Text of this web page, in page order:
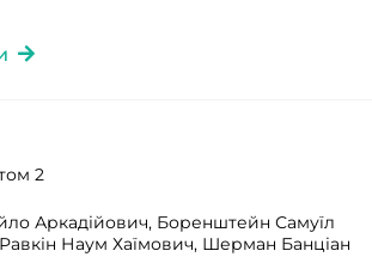
2
Аркадійович, Боренштейн Самуїл
Наум Хаїмович, Шерман Банціан